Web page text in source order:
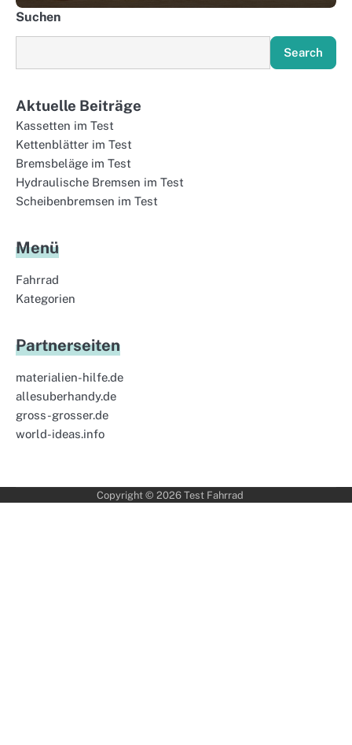
Suchen
Search
Aktuelle Beiträge
Kassetten im Test
Kettenblätter im Test
Bremsbeläge im Test
Hydraulische Bremsen im Test
Scheibenbremsen im Test
Menü
Fahrrad
Kategorien
Partnerseiten
materialien-hilfe.de
allesuberhandy.de
gross-grosser.de
world-ideas.info
Copyright © 2026 Test Fahrrad